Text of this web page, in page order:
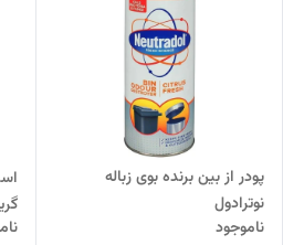
پودر از بین برنده بوی زباله
نوترادول
ناموجود